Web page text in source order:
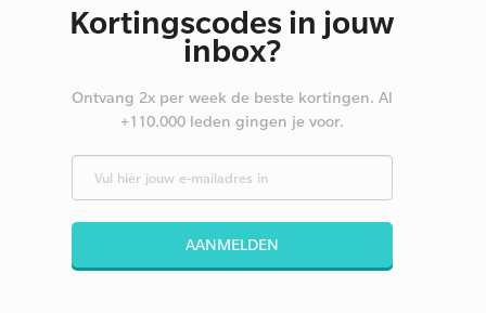
Kortingscodes in jouw
inbox?
Ontvang 2x per week de beste kortingen. Al
+110.000 leden gingen je voor.
AANMELDEN